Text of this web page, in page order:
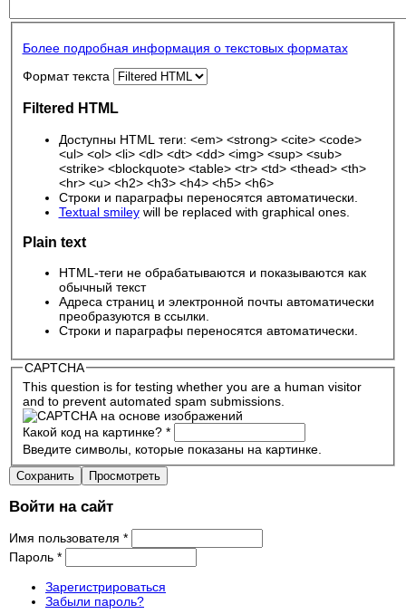
Более подробная информация о текстовых форматах
Формат текста
Filtered HTML
Доступны HTML теги: <em> <strong> <cite> <code>
<ul> <ol> <li> <dl> <dt> <dd> <img> <sup> <sub>
<strike> <blockquote> <table> <tr> <td> <thead> <th>
<hr> <u> <h2> <h3> <h4> <h5> <h6>
Строки и параграфы переносятся автоматически.
Textual smileywill be replaced with graphical ones.
Plain text
HTML-теги не обрабатываются и показываются как
обычный текст
Адреса страниц и электронной почты автоматически
преобразуются в ссылки.
Строки и параграфы переносятся автоматически.
CAPTCHA
This question is for testing whether you are a human visitor
and to prevent automated spam submissions.
Какой код на картинке? *
Введите символы, которые показаны на картинке.
Войти на сайт
Имя пользователя *
Пароль *
Зарегистрироваться
Забыли пароль?